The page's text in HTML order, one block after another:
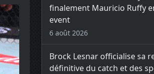
finalement Mauricio Ruffy
event
6 août 2026
Brock Lesnar officialise sa
définitive du catch et des